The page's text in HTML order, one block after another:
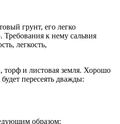
грунт, его легко
Требования к нему сальвия
легкость,
торф и листовая земля. Хорошо
пересеять дважды:
образом: